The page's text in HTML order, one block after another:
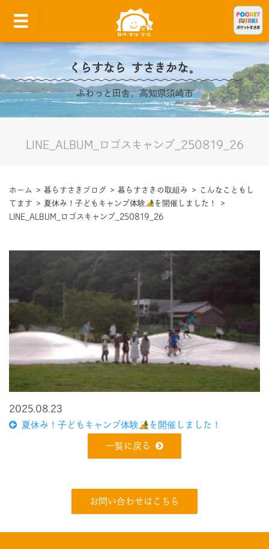
くらすなら すさきかな。
ふわっと田舎。高知県須崎市
LINE_ALBUM_ロゴスキャンプ_250819_26
ホーム > 暮らすさきブログ > 暮らすさきの取組み >
こんなこともし
てます > 夏休み！子どもキャンプ体験 を開催しました！
>
LINE_ALBUM_ロゴスキャンプ_250819_26
2025.08.23
夏休み！子どもキャンプ体験
を開催しました！
一覧に戻る
お問い合わせはこちら